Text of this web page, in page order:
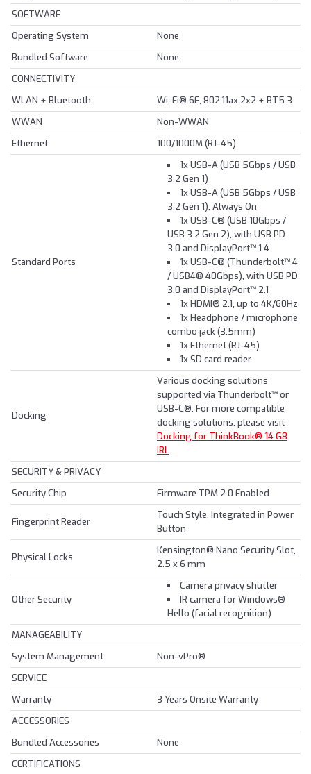
SOFTWARE
Operating System
None
Bundled Software
None
CONNECTIVITY
WLAN + Bluetooth
Wi-Fi® 6E, 802.11ax 2x2 + BT5.3
WWAN
Non-WWAN
Ethernet
100/1000M (RJ-45)
Standard Ports
1x USB-A (USB 5Gbps / USB
3.2 Gen 1)
1x USB-A (USB 5Gbps / USB
3.2 Gen 1), Always On
1x USB-C® (USB 10Gbps /
USB 3.2 Gen 2), with USB PD
3.0 and DisplayPort™ 1.4
1x USB-C® (Thunderbolt™ 4
/ USB4® 40Gbps), with USB PD
3.0 and DisplayPort™ 2.1
1x HDMI® 2.1, up to 4K/60Hz
1x Headphone / microphone
combo jack (3.5mm)
1x Ethernet (RJ-45)
1x SD card reader
Docking
Various docking solutions
supported via Thunderbolt™ or
USB-C®. For more compatible
docking solutions, please visit
Docking for ThinkBook® 14 G8
IRL
SECURITY & PRIVACY
Security Chip
Firmware TPM 2.0 Enabled
Fingerprint Reader
Touch Style, Integrated in Power
Button
Physical Locks
Kensington® Nano Security Slot,
2.5 x 6 mm
Other Security
Camera privacy shutter
IR camera for Windows®
Hello (facial recognition)
MANAGEABILITY
System Management
Non-vPro®
SERVICE
Warranty
3 Years Onsite Warranty
ACCESSORIES
Bundled Accessories
None
CERTIFICATIONS